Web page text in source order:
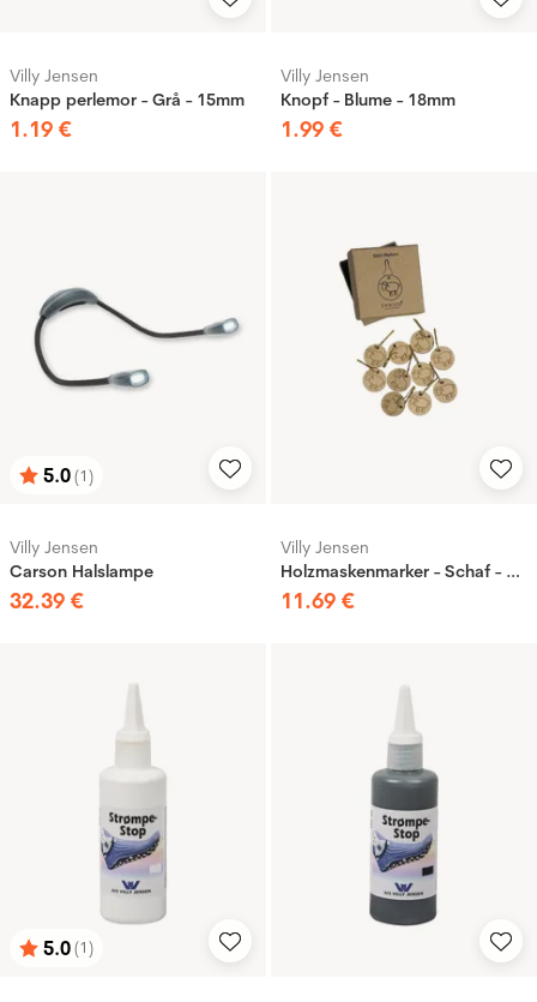
Villy Jensen
Knapp perlemor - Grå - 15mm
1.19 €
Villy Jensen
Knopf - Blume - 18mm
1.99 €
Bewertung:
5.0(1)
von 5 Sternen
Villy Jensen
Carson Halslampe
32.39 €
Villy Jensen
Holzmaskenmarker - Schaf - 10 Stk
11.69 €
Bewertung:
5.0(1)
von 5 Sternen